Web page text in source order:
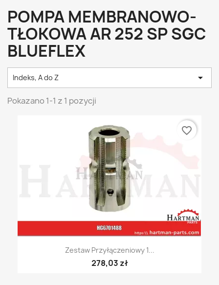
POMPA MEMBRANOWO-
TŁOKOWA AR 252 SP SGC
BLUEFLEX
Indeks, A do Z 
Pokazano 1-1 z 1 pozycji
Zestaw Przyłączeniowy 1...
278,03 zł
favorite_border